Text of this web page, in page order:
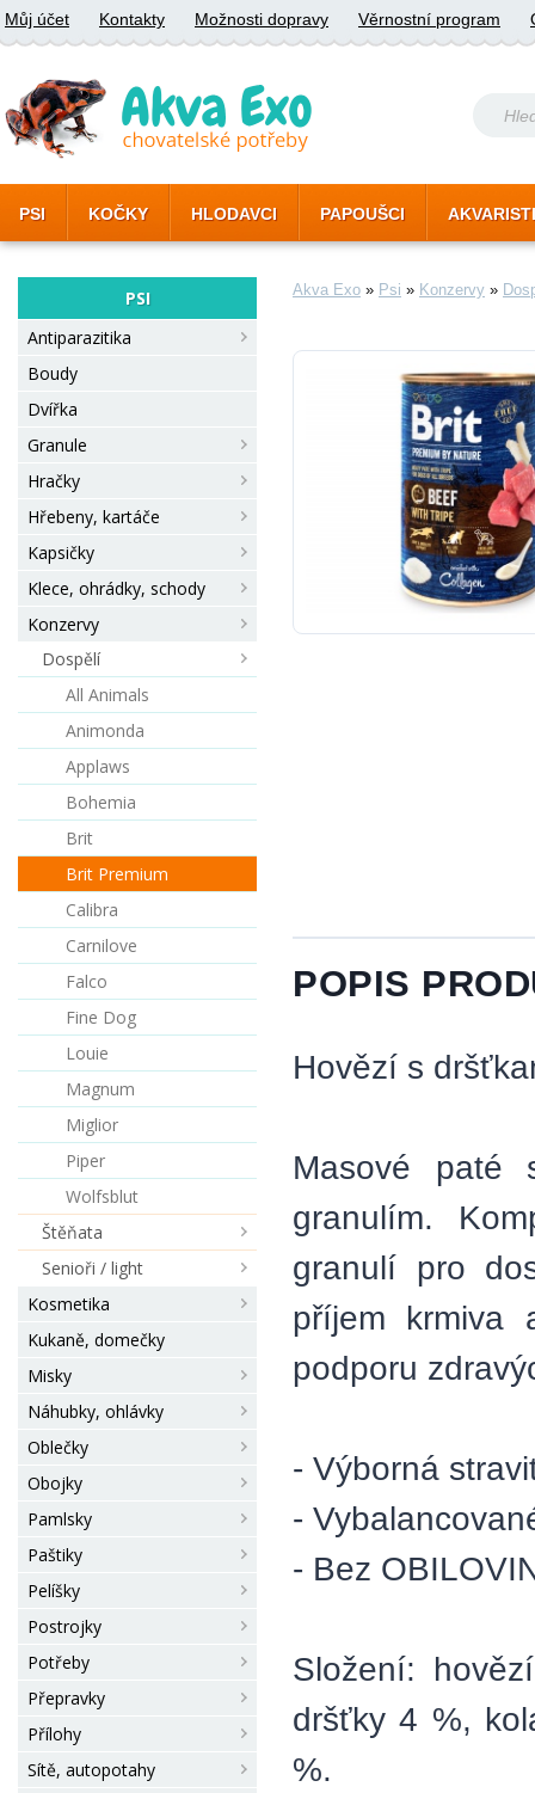
Můj účet Kontakty Možnosti dopravy Věrnostní program
PSI KOČKY HLODAVCI PAPOUŠCI
PSI
Antiparazitika
Boudy
Dvířka
Granule
Hračky
Hřebeny, kartáče
Kapsičky
Klece, ohrádky, schody
Konzervy
Dospělí
All Animals
Animonda
Applaws
Bohemia
Brit
Brit Premium
Calibra
Carnilove
Falco
Fine Dog
Louie
Magnum
Miglior
Piper
Wolfsblut
Štěňata
Senioři / light
Kosmetika
Kukaně, domečky
Misky
Náhubky, ohlávky
Oblečky
Obojky
Pamlsky
Paštiky
Pelíšky
Postrojky
Potřeby
Přepravky
Přílohy
Sítě, autopotahy
Akva Exo » Psi » Konzervy »
POPIS
Hovězí s
Masové paté
granulím.
granulí pro
příjem krmiva
podporu
- Výborná
-
- Bez
Složení:
dršťky 4 %,
%.